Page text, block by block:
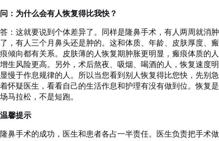
问：为什么会有人恢复得比我快？
答：这就要说到个体差异了。同样是隆鼻手术，有人两周就消肿
了，有人三个月鼻头还是肿的。这和体质、年龄、皮肤厚度、瘢
痕倾向都有关系。皮肤薄的人恢复期肿胀更明显，瘢痕体质的人
增生风险更高。另外，术后熬夜、吸烟、喝酒的人，恢复速度明
显慢于作息规律的人。所以当您看到别人恢复得比您快，先别急
着怀疑医生，看看自己的生活作息和护理有没有做到位。恢复是
场马拉松，不是短跑。
温馨提示
隆鼻手术的成功，医生和患者各占一半责任。医生负责把手术做